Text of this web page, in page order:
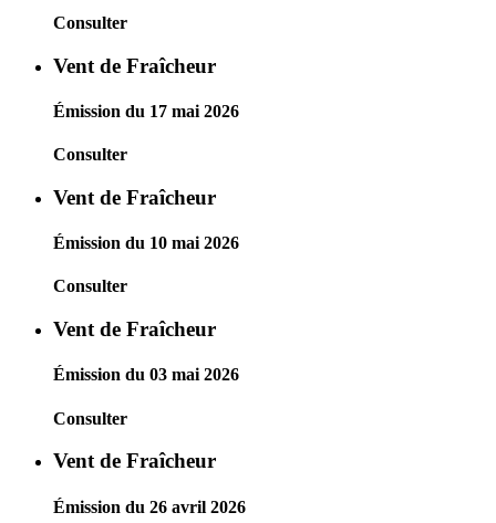
Consulter
Vent de Fraîcheur
Émission du 17 mai 2026
Consulter
Vent de Fraîcheur
Émission du 10 mai 2026
Consulter
Vent de Fraîcheur
Émission du 03 mai 2026
Consulter
Vent de Fraîcheur
Émission du 26 avril 2026